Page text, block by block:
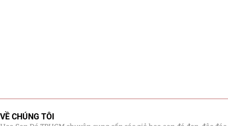
VỀ CHÚNG TÔI